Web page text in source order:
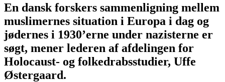
En dansk forskers sammenligning mellem
muslimernes situation i Europa i dag og
jødernes i 1930’erne under nazisterne er
søgt, mener lederen af afdelingen for
Holocaust- og folkedrabsstudier, Uffe
Østergaard.